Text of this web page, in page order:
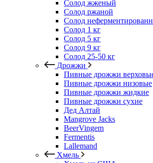
Солод жженый
Солод ржаной
Солод
Солод 1 кг
Солод 5 кг
Солод 9 кг
Солод 25-50 кг
Дрожжи
Пивные дрожжи
Пивные дрожжи низовые
Пивные дрожжи жидкие
Пивные дрожжи сухие
Дед Алтай
Mangrove Jacks
BeerVingem
Fermentis
Lallemand
Хмель